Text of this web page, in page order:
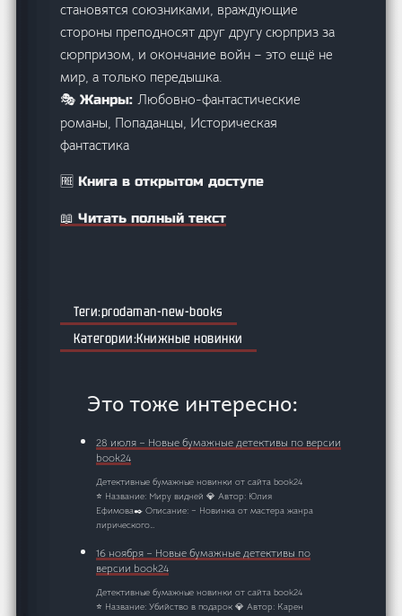
становятся союзниками, враждующие
стороны преподносят друг другу сюрприз за
сюрпризом, и окончание войн – это ещё не
мир, а только передышка.
🎭 Жанры:Любовно-фантастические
романы, Попаданцы, Историческая
фантастика
🆓 Книга в открытом доступе
📖 Читать полный текст
prodaman-new-books
Книжные новинки
Это тоже интересно:
28 июля – Новые бумажные детективы по версии
book24
Детективные бумажные новинки от сайта book24
⭐ Название: Миру видней 💎 Автор: Юлия
Ефимова✒️ Описание: – Новинка от мастера жанра
лирического…
16 ноября – Новые бумажные детективы по
версии book24
Детективные бумажные новинки от сайта book24
⭐ Название: Убийство в подарок 💎 Автор: Карен